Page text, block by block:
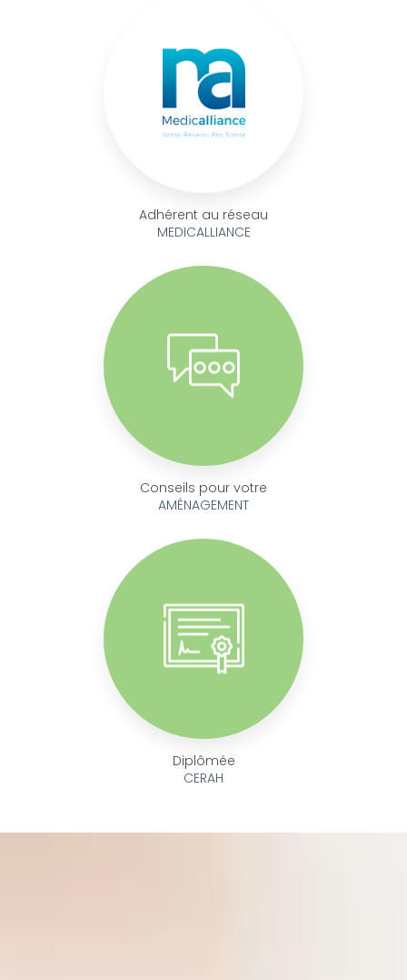
Adhérent au réseau
MEDICALLIANCE
Conseils pour votre
AMÉNAGEMENT
Diplômée
CERAH